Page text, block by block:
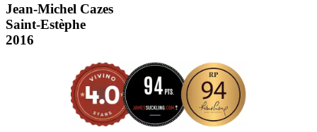
Jean-Michel Cazes
Saint-Estèphe
2016